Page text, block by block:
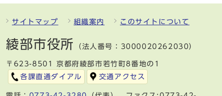
サイトマップ 組織案内 このサイトについて
綾部市役所 （法人番号：3000020262030）
〒623-8501 京都府綾部市若竹町8番地の1
各課直通ダイアル
交通アクセス